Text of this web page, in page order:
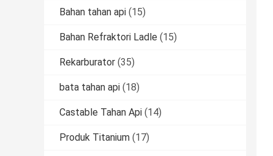
Bahan tahan api (15)
Bahan Refraktori Ladle (15)
Rekarburator (35)
bata tahan api (18)
Castable Tahan Api (14)
Produk Titanium (17)